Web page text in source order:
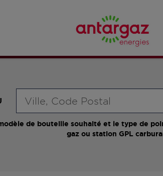
de bouteille souhaité et le type de
gaz ou station GPL